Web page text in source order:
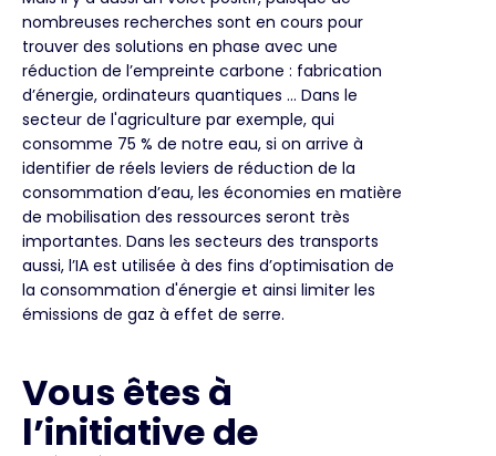
nombreuses recherches sont en cours pour
trouver des solutions en phase avec une
réduction de l’empreinte carbone : fabrication
d’énergie, ordinateurs quantiques … Dans le
secteur de l'agriculture par exemple, qui
consomme 75 % de notre eau, si on arrive à
identifier de réels leviers de réduction de la
consommation d’eau, les économies en matière
de mobilisation des ressources seront très
importantes. Dans les secteurs des transports
aussi, l’IA est utilisée à des fins d’optimisation de
la consommation d'énergie et ainsi limiter les
émissions de gaz à effet de serre.
Vous êtes à
l’initiative de